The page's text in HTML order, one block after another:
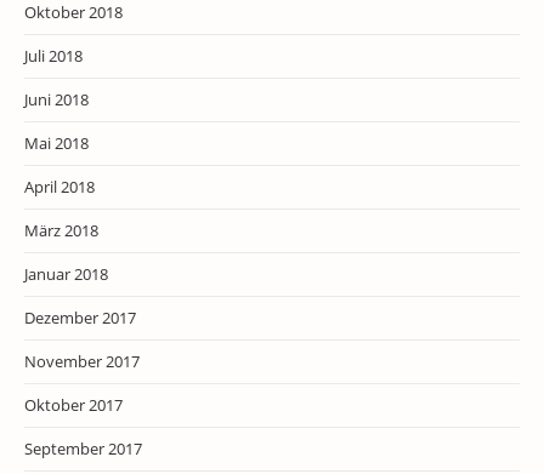
Oktober 2018
Juli 2018
Juni 2018
Mai 2018
April 2018
März 2018
Januar 2018
Dezember 2017
November 2017
Oktober 2017
September 2017